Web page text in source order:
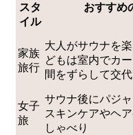
スタ
イル
おすすめ
家族
旅行
大人がサウナを
どもは室内でカ
間をずらして交
女子
旅
サウナ後にパジ
スキンケアやヘ
しゃべり